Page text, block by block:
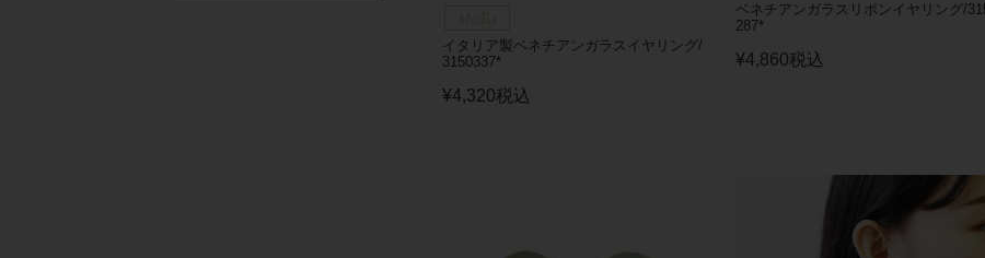
イタリア製ベネチアンガラスイヤリング/
3150337*
¥4,320税込
ベネチアンガラスリボンイヤリング/
287*
¥4,860税込